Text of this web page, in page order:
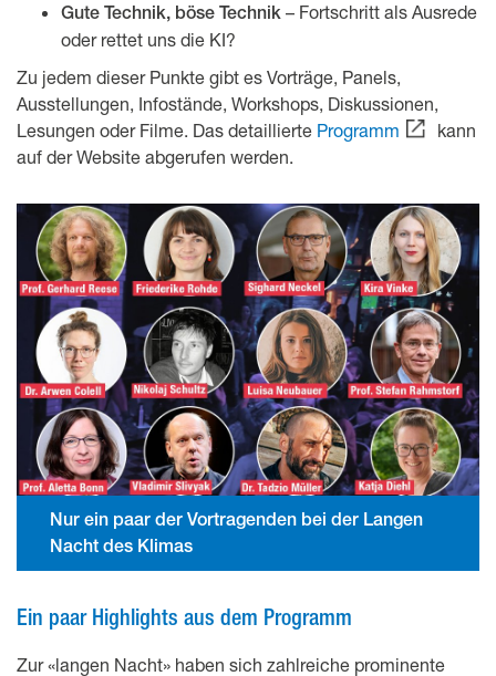
Gute Technik, böse Technik – Fortschritt als Ausrede
oder rettet uns die KI?
Zu jedem dieser Punkte gibt es Vorträge, Panels,
Ausstellungen, Infostände, Workshops, Diskussionen,
Lesungen oder Filme. Das detaillierte Programm
kann
auf der Website abgerufen werden.
Nur ein paar der Vortragenden bei der Langen
Nacht des Klimas
Ein paar Highlights aus dem Programm
Zur «langen Nacht» haben sich zahlreiche prominente